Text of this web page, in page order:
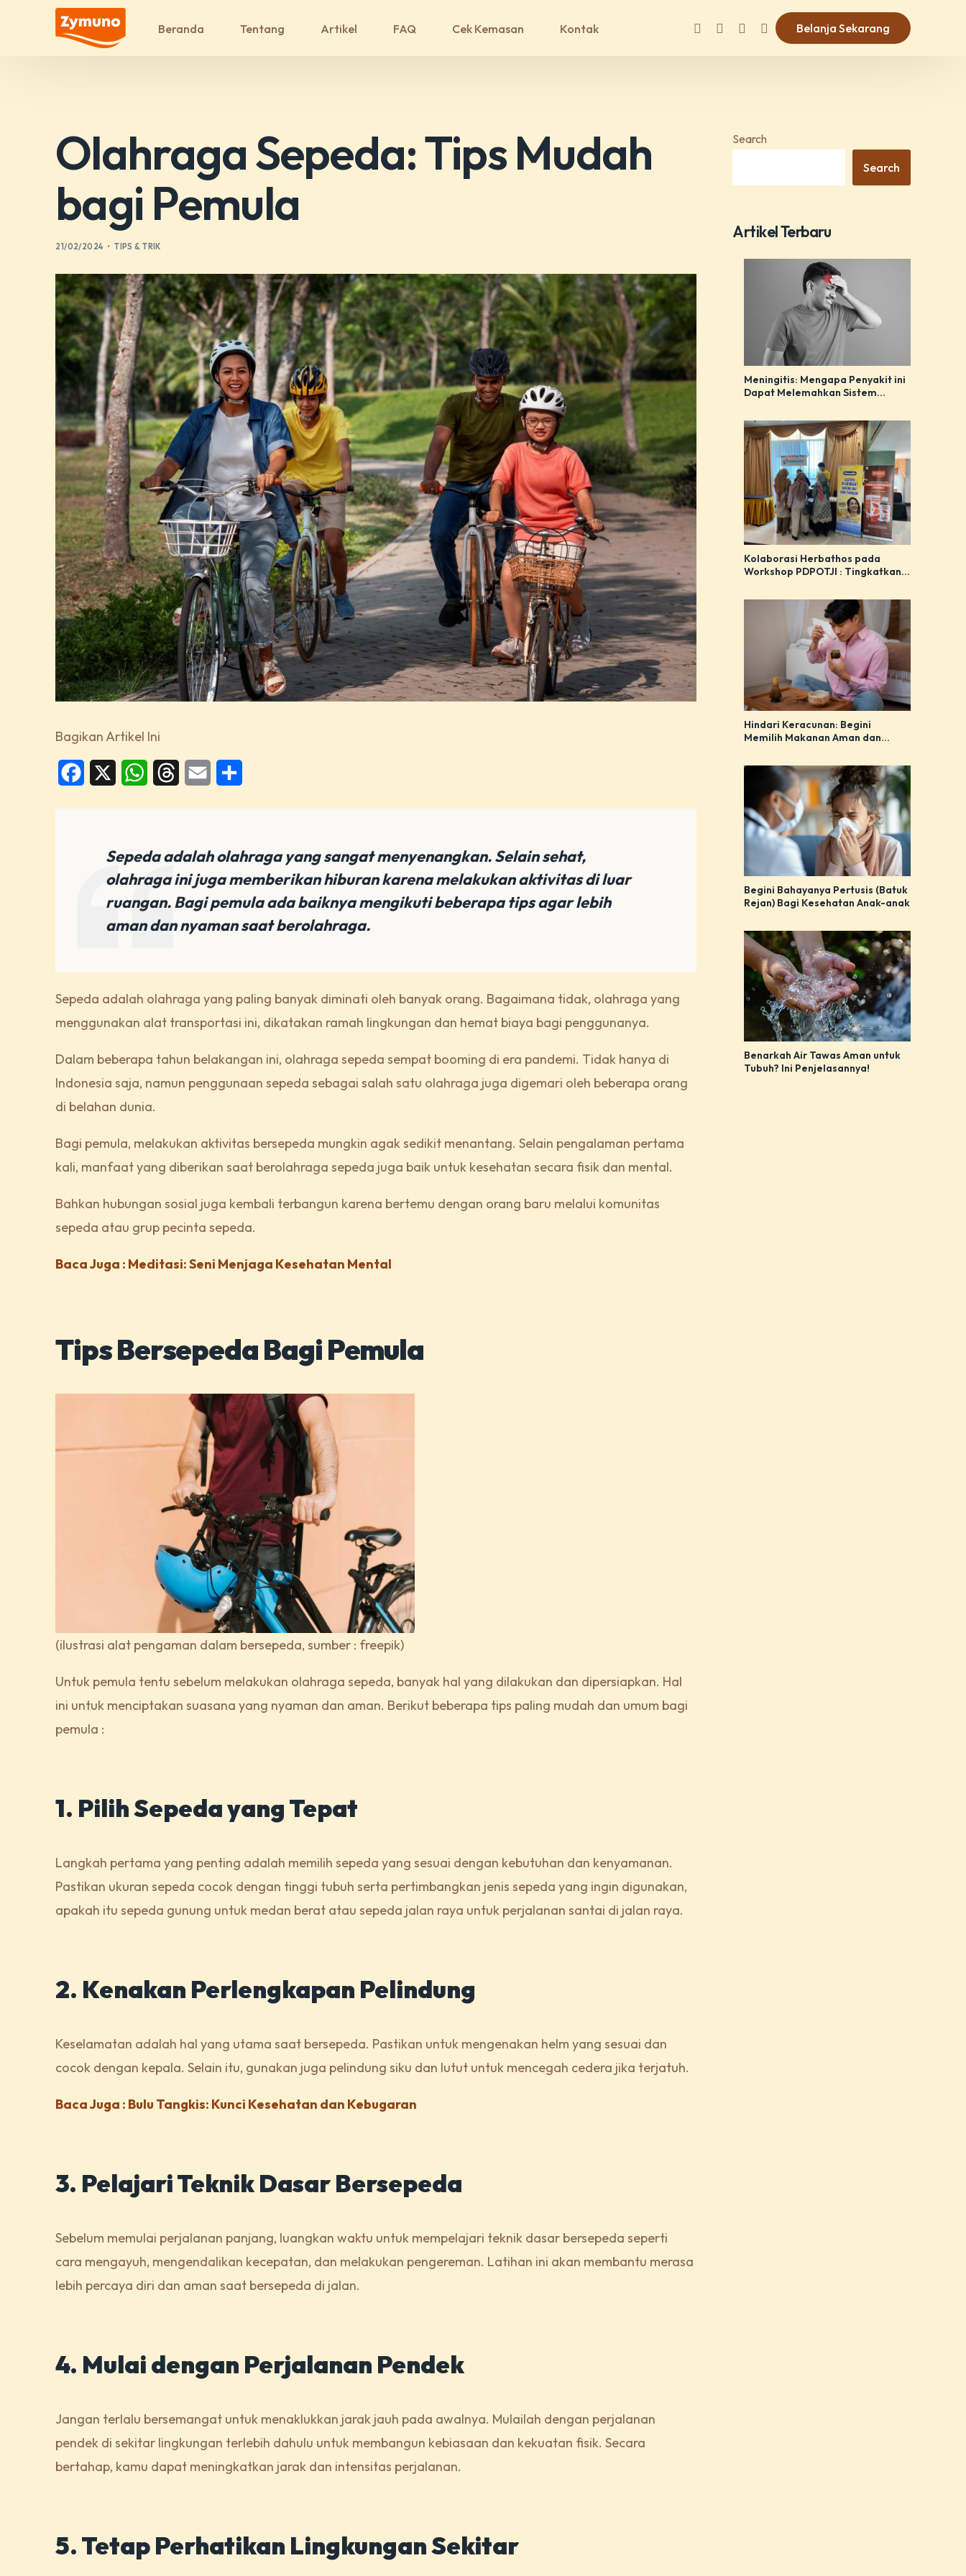
Beranda Tentang Artikel FAQ Cek Kemasan Kontak Belanja Sekarang
Olahraga Sepeda: Tips Mudah
bagi Pemula
21/02/2024 TIPS & TRIK
Bagikan Artikel Ini
Facebook WhatsApp
Threads Email
Sepeda adalah olahraga yang sangat menyenangkan. Selain sehat,
olahraga ini juga memberikan hiburan karena melakukan aktivitas di luar
ruangan. Bagi pemula ada baiknya mengikuti beberapa tips agar lebih
aman dan nyaman saat berolahraga.
Sepeda adalah olahraga yang paling banyak diminati oleh banyak orang. Bagaimana tidak, olahraga yang
menggunakan alat transportasi ini, dikatakan ramah lingkungan dan hemat biaya bagi penggunanya.
Dalam beberapa tahun belakangan ini, olahraga sepeda sempat booming di era pandemi. Tidak hanya di
Indonesia saja, namun penggunaan sepeda sebagai salah satu olahraga juga digemari oleh beberapa orang
di belahan dunia.
Bagi pemula, melakukan aktivitas bersepeda mungkin agak sedikit menantang. Selain pengalaman pertama
kali, manfaat yang diberikan saat berolahraga sepeda juga baik untuk kesehatan secara fisik dan mental.
Bahkan hubungan sosial juga kembali terbangun karena bertemu dengan orang baru melalui komunitas
sepeda atau grup pecinta sepeda.
Baca Juga : Meditasi: Seni Menjaga Kesehatan Mental
Tips Bersepeda Bagi Pemula
(ilustrasi alat pengaman dalam bersepeda, sumber : freepik)
Untuk pemula tentu sebelum melakukan olahraga sepeda, banyak hal yang dilakukan dan dipersiapkan. Hal
ini untuk menciptakan suasana yang nyaman dan aman. Berikut beberapa tips paling mudah dan umum bagi
pemula :
1. Pilih Sepeda yang Tepat
Langkah pertama yang penting adalah memilih sepeda yang sesuai dengan kebutuhan dan kenyamanan.
Pastikan ukuran sepeda cocok dengan tinggi tubuh serta pertimbangkan jenis sepeda yang ingin digunakan,
apakah itu sepeda gunung untuk medan berat atau sepeda jalan raya untuk perjalanan santai di jalan raya.
2. Kenakan Perlengkapan Pelindung
Keselamatan adalah hal yang utama saat bersepeda. Pastikan untuk mengenakan helm yang sesuai dan
cocok dengan kepala. Selain itu, gunakan juga pelindung siku dan lutut untuk mencegah cedera jika terjatuh.
Baca Juga : Bulu Tangkis: Kunci Kesehatan dan Kebugaran
3. Pelajari Teknik Dasar Bersepeda
Sebelum memulai perjalanan panjang, luangkan waktu untuk mempelajari teknik dasar bersepeda seperti
cara mengayuh, mengendalikan kecepatan, dan melakukan pengereman. Latihan ini akan membantu merasa
lebih percaya diri dan aman saat bersepeda di jalan.
4. Mulai dengan Perjalanan Pendek
Jangan terlalu bersemangat untuk menaklukkan jarak jauh pada awalnya. Mulailah dengan perjalanan
pendek di sekitar lingkungan terlebih dahulu untuk membangun kebiasaan dan kekuatan fisik. Secara
bertahap, kamu dapat meningkatkan jarak dan intensitas perjalanan.
5. Tetap Perhatikan Lingkungan Sekitar
Search
Search
Artikel Terbaru
Meningitis: Mengapa Penyakit ini
Dapat Melemahkan Sistem
Kolaborasi Herbathos pada
Workshop PDPOTJI : Tingkatkan
Herbal
Hindari Keracunan: Begini
Memilih Makanan Aman dan
Begini Bahayanya Pertusis (Batuk
Rejan) Bagi Kesehatan Anak-anak
Benarkah Air Tawas Aman untuk
Tubuh? Ini Penjelasannya!